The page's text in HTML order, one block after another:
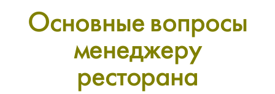
Основные вопросы
менеджеру
ресторана